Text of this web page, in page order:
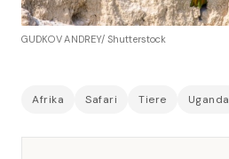
GUDKOV ANDREY/ Shutterstock
Afrika Safari Tiere Uganda